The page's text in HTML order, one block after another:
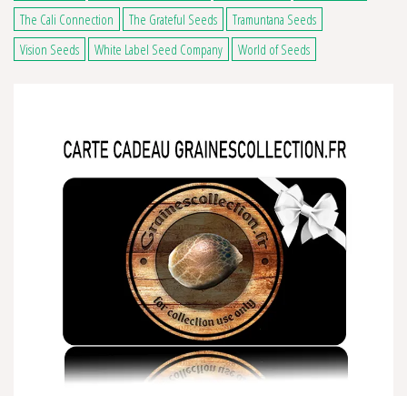
The Cali Connection
The Grateful Seeds
Tramuntana Seeds
Vision Seeds
White Label Seed Company World of Seeds